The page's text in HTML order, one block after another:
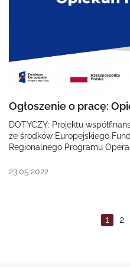
Ogłoszenie o pracę:
DOTYCZY: Projektu
ze środków Europejskiego
Regionalnego Programu
23.05.2022
1 2